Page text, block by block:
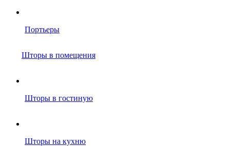
Портьеры
Шторы в помещения
Шторы в гостиную
Шторы на кухню